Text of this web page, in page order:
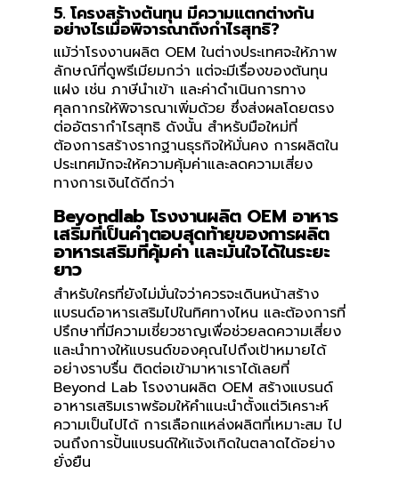
5. โครงสร้างต้นทุน มีความแตกต่างกัน
อย่างไรเมื่อพิจารณาถึงกำไรสุทธิ?
แม้ว่าโรงงานผลิต OEM ในต่างประเทศจะให้ภาพ
ลักษณ์ที่ดูพรีเมียมกว่า แต่จะมีเรื่องของต้นทุน
แฝง เช่น ภาษีนำเข้า และค่าดำเนินการทาง
ศุลกากรให้พิจารณาเพิ่มด้วย ซึ่งส่งผลโดยตรง
ต่ออัตรากำไรสุทธิ ดังนั้น สำหรับมือใหม่ที่
ต้องการสร้างรากฐานธุรกิจให้มั่นคง การผลิตใน
ประเทศมักจะให้ความคุ้มค่าและลดความเสี่ยง
ทางการเงินได้ดีกว่า
Beyondlab โรงงานผลิต OEM อาหาร
เสริมที่เป็นคำตอบสุดท้ายของการผลิต
อาหารเสริมที่คุ้มค่า และมั่นใจได้ในระยะ
ยาว
สำหรับใครที่ยังไม่มั่นใจว่าควรจะเดินหน้าสร้าง
แบรนด์อาหารเสริมไปในทิศทางไหน และต้องการที่
ปรึกษาที่มีความเชี่ยวชาญเพื่อช่วยลดความเสี่ยง
และนำทางให้แบรนด์ของคุณไปถึงเป้าหมายได้
อย่างราบรื่น ติดต่อเข้ามาหาเราได้เลยที่
Beyond Lab โรงงานผลิต OEM สร้างแบรนด์
อาหารเสริมเราพร้อมให้คำแนะนำตั้งแต่วิเคราะห์
ความเป็นไปได้ การเลือกแหล่งผลิตที่เหมาะสม ไป
จนถึงการปั้นแบรนด์ให้แจ้งเกิดในตลาดได้อย่าง
ยั่งยืน